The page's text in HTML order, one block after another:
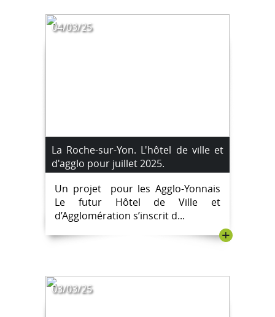
04/03/25
La Roche-sur-Yon. L'hôtel de ville et
d'agglo pour juillet 2025.
Un projet pour les Agglo-Yonnais
Le futur Hôtel de Ville et
d’Agglomération s’inscrit d...
+
03/03/25